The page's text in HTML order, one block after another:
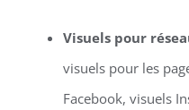
Visuels pour
visuels pour les
Facebook, visuels